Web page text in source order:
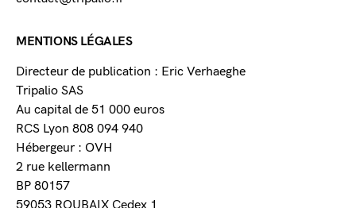
MENTIONS LÉGALES
Directeur de publication : Eric Verhaeghe
Tripalio SAS
Au capital de 51 000 euros
RCS Lyon 808 094 940
Hébergeur : OVH
2 rue kellermann
BP 80157